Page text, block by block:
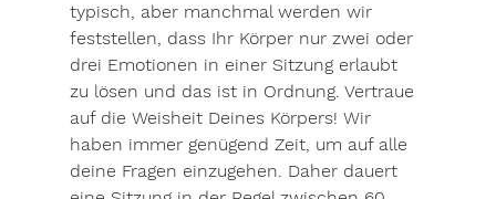
typisch, aber manchmal werden wir
feststellen, dass Ihr Körper nur zwei oder
drei Emotionen in einer Sitzung erlaubt
zu lösen und das ist in Ordnung. Vertraue
auf die Weisheit Deines Körpers! Wir
haben immer genügend Zeit, um auf alle
deine Fragen einzugehen. Daher dauert